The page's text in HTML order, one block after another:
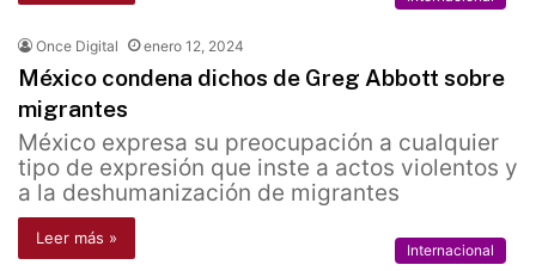
Once Digital enero 12, 2024
México condena dichos de Greg Abbott sobre
migrantes
México expresa su preocupación a cualquier
tipo de expresión que inste a actos violentos y
a la deshumanización de migrantes
Leer más »
Internacional